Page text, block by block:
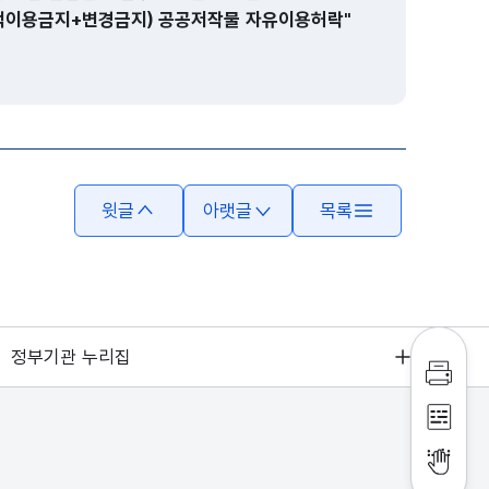
용금지+변경금지) 공공저작물 자유이용허락"
윗글 아랫글 목록
인쇄
점자
점자
정부기관 누리집